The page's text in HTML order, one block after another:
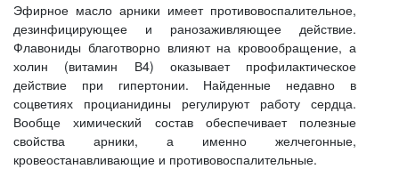
Эфирное масло арники имеет противовоспалительное,
дезинфицирующее и ранозаживляющее действие.
Флавониды благотворно влияют на кровообращение, а
холин (витамин В4) оказывает профилактическое
действие при гипертонии. Найденные недавно в
соцветиях процианидины регулируют работу сердца.
Вообще химический состав обеспечивает полезные
свойства арники, а именно желчегонные,
кровеостанавливающие и противовоспалительные.